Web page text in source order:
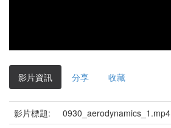
影片資訊 分享 收藏
影片標題:
0930_aerodynamics_1.mp4